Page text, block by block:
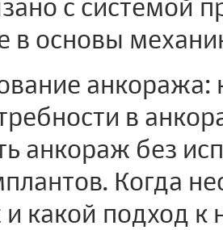
с системой
в основы
в
анкораж без
Когда
какой подход